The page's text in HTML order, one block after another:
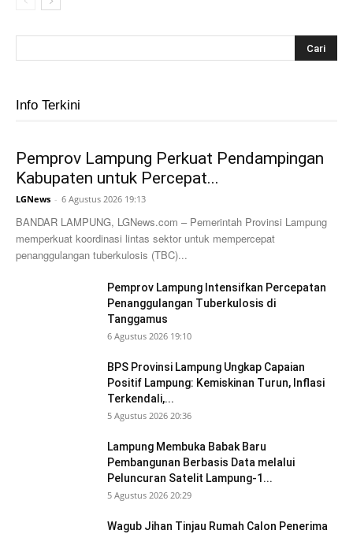
Info Terkini
Pemprov Lampung Perkuat Pendampingan
Kabupaten untuk Percepat...
LGNews - 6 Agustus 2026 19:13
BANDAR LAMPUNG, LGNews.com – Pemerintah Provinsi Lampung
memperkuat koordinasi lintas sektor untuk mempercepat
penanggulangan tuberkulosis (TBC)...
Pemprov Lampung Intensifkan Percepatan
Penanggulangan Tuberkulosis di
Tanggamus
6 Agustus 2026 19:10
BPS Provinsi Lampung Ungkap Capaian
Positif Lampung: Kemiskinan Turun, Inflasi
Terkendali,...
5 Agustus 2026 20:36
Lampung Membuka Babak Baru
Pembangunan Berbasis Data melalui
Peluncuran Satelit Lampung-1...
5 Agustus 2026 20:29
Wagub Jihan Tinjau Rumah Calon Penerima